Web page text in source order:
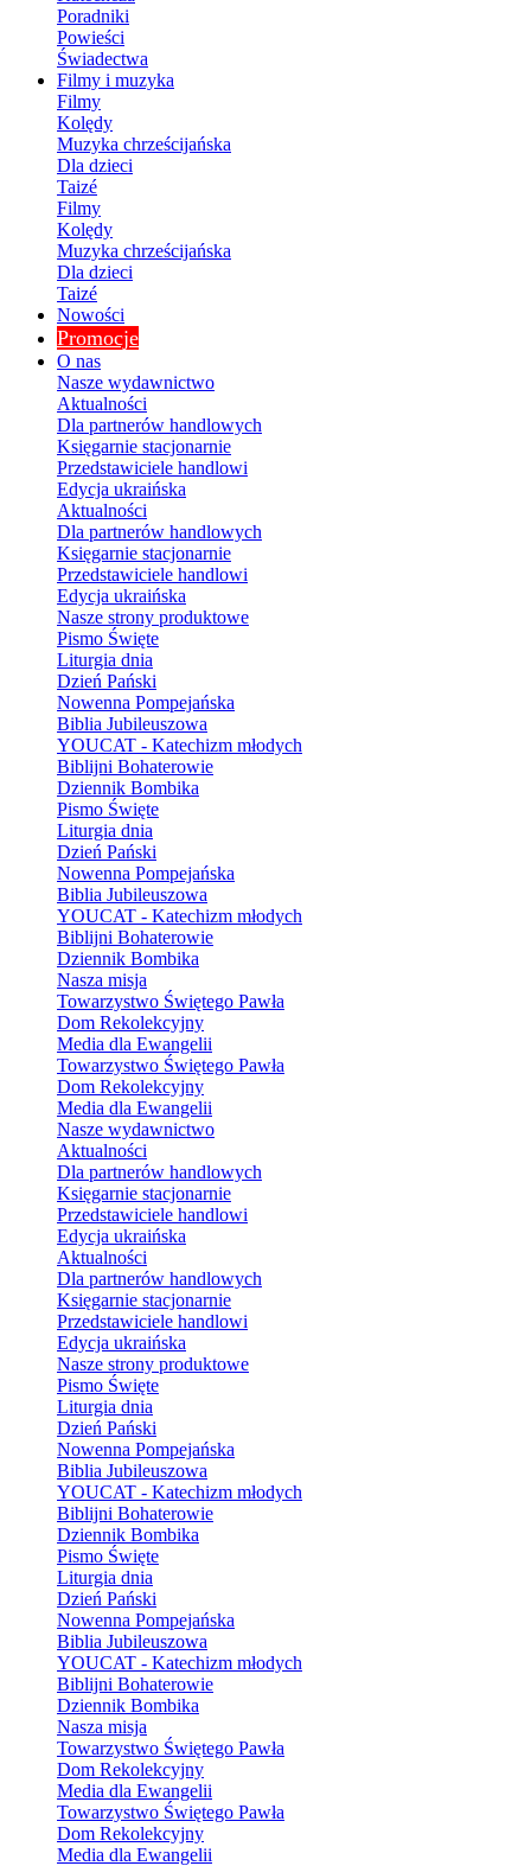
Poradniki
Powieści
Świadectwa
Filmy i muzyka
Filmy
Kolędy
Muzyka chrześcijańska
Dla dzieci
Taizé
Filmy
Kolędy
Muzyka chrześcijańska
Dla dzieci
Taizé
Nowości
Promocje
O nas
Nasze wydawnictwo
Aktualności
Dla partnerów handlowych
Księgarnie stacjonarnie
Przedstawiciele handlowi
Edycja ukraińska
Aktualności
Dla partnerów handlowych
Księgarnie stacjonarnie
Przedstawiciele handlowi
Edycja ukraińska
Nasze strony produktowe
Pismo Święte
Liturgia dnia
Dzień Pański
Nowenna Pompejańska
Biblia Jubileuszowa
YOUCAT - Katechizm młodych
Biblijni Bohaterowie
Dziennik Bombika
Pismo Święte
Liturgia dnia
Dzień Pański
Nowenna Pompejańska
Biblia Jubileuszowa
YOUCAT - Katechizm młodych
Biblijni Bohaterowie
Dziennik Bombika
Nasza misja
Towarzystwo Świętego Pawła
Dom Rekolekcyjny
Media dla Ewangelii
Towarzystwo Świętego Pawła
Dom Rekolekcyjny
Media dla Ewangelii
Nasze wydawnictwo
Aktualności
Dla partnerów handlowych
Księgarnie stacjonarnie
Przedstawiciele handlowi
Edycja ukraińska
Aktualności
Dla partnerów handlowych
Księgarnie stacjonarnie
Przedstawiciele handlowi
Edycja ukraińska
Nasze strony produktowe
Pismo Święte
Liturgia dnia
Dzień Pański
Nowenna Pompejańska
Biblia Jubileuszowa
YOUCAT - Katechizm młodych
Biblijni Bohaterowie
Dziennik Bombika
Pismo Święte
Liturgia dnia
Dzień Pański
Nowenna Pompejańska
Biblia Jubileuszowa
YOUCAT - Katechizm młodych
Biblijni Bohaterowie
Dziennik Bombika
Nasza misja
Towarzystwo Świętego Pawła
Dom Rekolekcyjny
Media dla Ewangelii
Towarzystwo Świętego Pawła
Dom Rekolekcyjny
Media dla Ewangelii